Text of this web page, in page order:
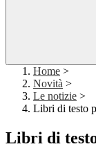
Home >
Novità >
Le notizie >
Libri di testo
Libri di